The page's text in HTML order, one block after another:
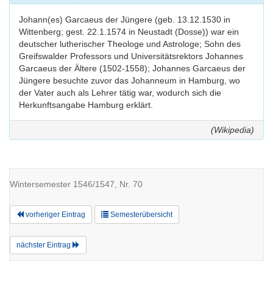
Johann(es) Garcaeus der Jüngere (geb. 13.12.1530 in
Wittenberg; gest. 22.1.1574 in Neustadt (Dosse)) war ein
deutscher lutherischer Theologe und Astrologe; Sohn des
Greifswalder Professors und Universitätsrektors Johannes
Garcaeus der Ältere (1502-1558); Johannes Garcaeus der
Jüngere besuchte zuvor das Johanneum in Hamburg, wo
der Vater auch als Lehrer tätig war, wodurch sich die
Herkunftsangabe Hamburg erklärt.
(Wikipedia)
Wintersemester 1546/1547, Nr. 70
vorheriger Eintrag Semesterübersicht
nächster Eintrag